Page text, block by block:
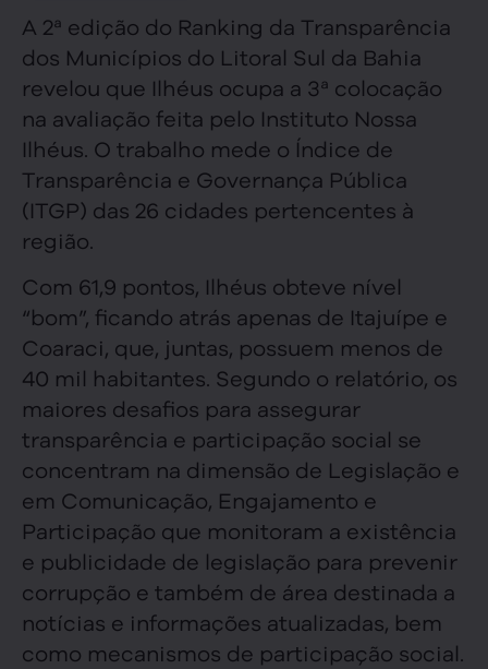
A 2ª edição do Ranking da Transparência
dos Municípios do Litoral Sul da Bahia
revelou que Ilhéus ocupa a 3ª colocação
na avaliação feita pelo Instituto Nossa
Ilhéus. O trabalho mede o Índice de
Transparência e Governança Pública
(ITGP) das 26 cidades pertencentes à
região.
Com 61,9 pontos, Ilhéus obteve nível
“bom”, ficando atrás apenas de Itajuípe e
Coaraci, que, juntas, possuem menos de
40 mil habitantes. Segundo o relatório, os
maiores desafios para assegurar
transparência e participação social se
concentram na dimensão de Legislação e
em Comunicação, Engajamento e
Participação que monitoram a existência
e publicidade de legislação para prevenir
corrupção e também de área destinada a
notícias e informações atualizadas, bem
como mecanismos de participação social.